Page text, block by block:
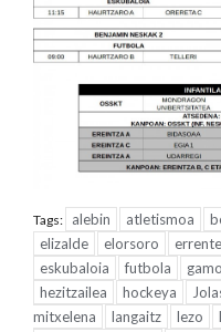
Tags: alebin atletismoa
elizalde
elorsoro
eskubaloia
futbola
hezitzailea
hockeya
mitxelena
langaitz lezo